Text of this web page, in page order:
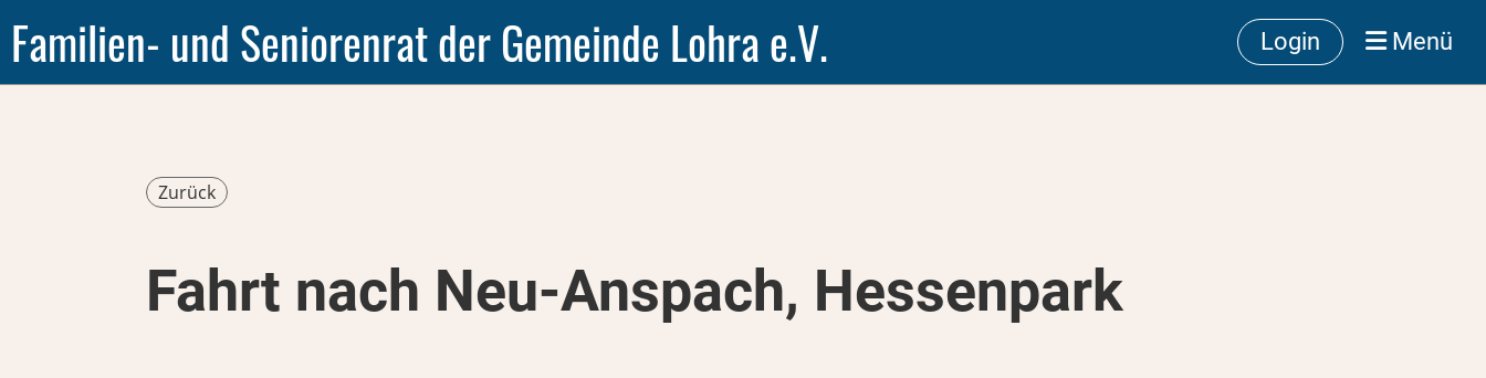
Familien- und Seniorenrat der Gemeinde Lohra e.V. Login Menü
Zurück
Fahrt nach Neu-Anspach, Hessenpark